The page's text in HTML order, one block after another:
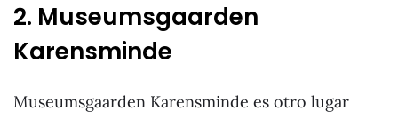
2. Museumsgaarden
Karensminde
Museumsgaarden Karensminde es otro lugar